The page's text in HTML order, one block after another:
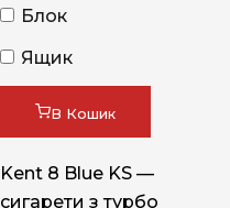
Блок
Ящик
В Кошик
Kent 8 Blue KS —
сигарети з турбо